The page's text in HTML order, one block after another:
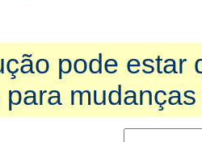
pode estar